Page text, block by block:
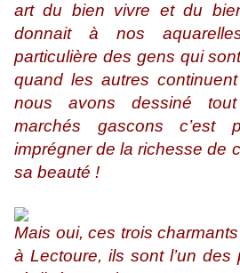
art du bien vivre et du
donnait à nos
particulière des gens qui
quand les autres
nous avons dessiné
marchés gascons c’est
imprégner de la richesse de
sa beauté !
Mais oui, ces trois
à Lectoure, ils sont l’un des